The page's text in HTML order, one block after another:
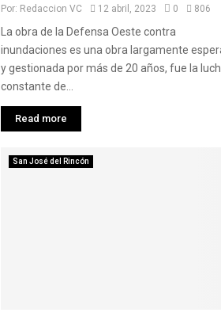
Por: Redaccion VC 12 abril, 2023 0 806
La obra de la Defensa Oeste contra
inundaciones es una obra largamente
y gestionada por más de 20 años, fue la
constante de...
Read more
San José del Rincón